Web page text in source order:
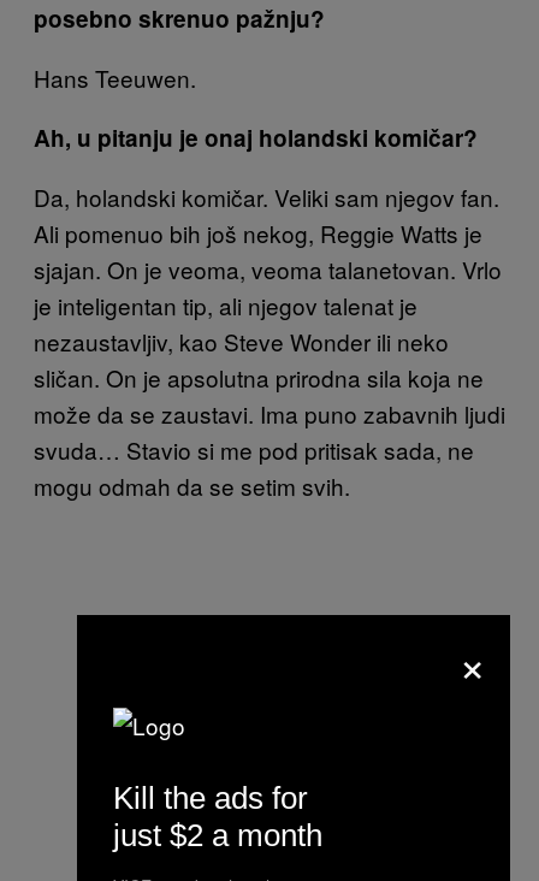
posebno skrenuo pažnju?
Hans Teeuwen.
Ah, u pitanju je onaj holandski komičar?
Da, holandski komičar. Veliki sam njegov fan.
Ali pomenuo bih još nekog, Reggie Watts je
sjajan. On je veoma, veoma talanetovan. Vrlo
je inteligentan tip, ali njegov talenat je
nezaustavljiv, kao Steve Wonder ili neko
sličan. On je apsolutna prirodna sila koja ne
može da se zaustavi. Ima puno zabavnih ljudi
svuda… Stavio si me pod pritisak sada, ne
mogu odmah da se setim svih.
×
Kill the ads for
just $2 a month